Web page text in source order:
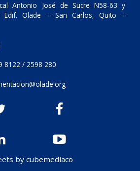
Antonio José de Sucre N58-63 y
Edif. Olade – San Carlos, Quito –
8122 / 2598 280
by cubemediaco